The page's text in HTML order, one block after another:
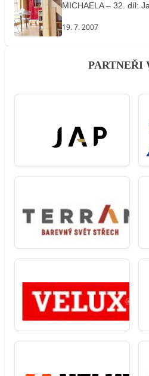
MICHAELA – 32. díl:
19. 7. 2007
PARTNEŘI